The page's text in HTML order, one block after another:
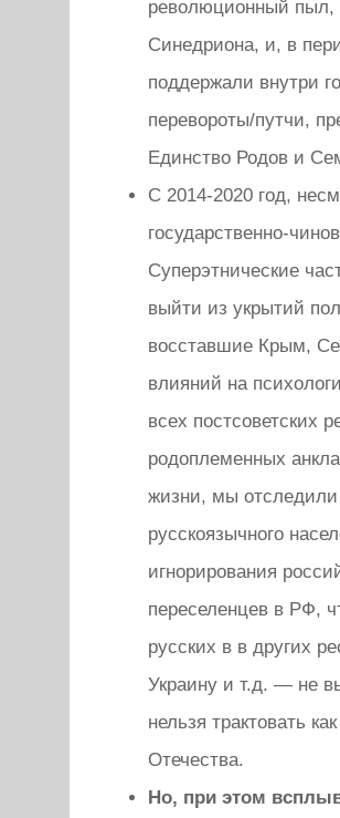
революционный пыл,
Синедриона, и, в
поддержали внутри
перевороты/путчи,
Единство Родов и
С 2014-2020 год,
государственно-
Суперэтнические
выйти из укрытий
восставшие Крым,
влияний на
всех постсоветских
родоплеменных
жизни, мы
русскоязычного
игнорирования
переселенцев в РФ,
русских в в других
Украину и т.д. — не
нельзя трактовать
Отечества.
Но, при этом